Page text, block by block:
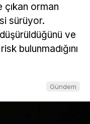
çıkan orman
sürüyor.
ve
bulunmadığını
Gündem